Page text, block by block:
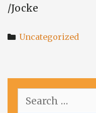
/Jocke
Categories
Uncategorized
for: